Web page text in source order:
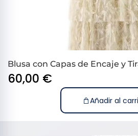
Blusa con Capas de Encaje y
60,00 €
Añadir al